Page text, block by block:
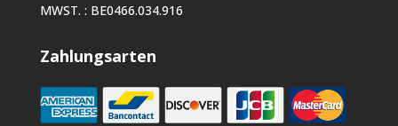
MWST. : BE0466.034.916
Zahlungsarten